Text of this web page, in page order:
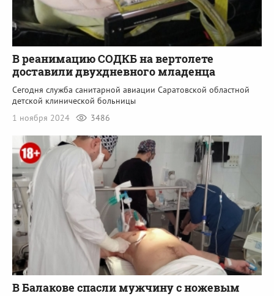
В реанимацию СОДКБ на вертолете
доставили двухдневного младенца
Сегодня служба санитарной авиации Саратовской областной
детской клинической больницы
1 ноября 2024
3486
В Балакове спасли мужчину с ножевым